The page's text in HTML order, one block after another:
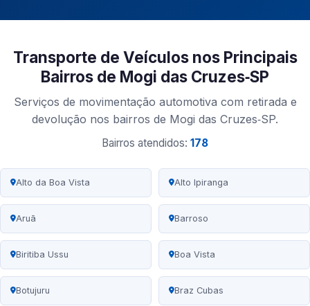
Transporte de Veículos nos Principais
Bairros de Mogi das Cruzes‑SP
Serviços de movimentação automotiva com retirada e
devolução nos bairros de Mogi das Cruzes‑SP.
Bairros atendidos: 178
Alto da Boa Vista Alto Ipiranga
Aruã Barroso
Biritiba Ussu Boa Vista
Botujuru Braz Cubas